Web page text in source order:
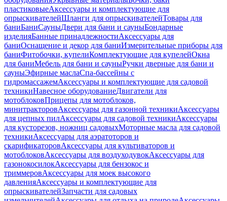
пластиковыеАксессуары и комплектующие для
опрыскивателейШланги для опрыскивателейТовары для
баниБаниСауныДвери для бани и сауныБондарные
изделияБанные принадлежностиАксессуары для
баниОснащение и декор для баниИзмерительные приборы для
баниФитобочки, купелиКомплектующие для купелейОкна
для баниМебель для бани и сауныРучки дверные для бани и
сауныЭфирные маслаСпа-бассейны с
гидромассажемАксессуары и комплектующие для садовой
техникиНавесное оборудованиеДвигатели для
мотоблоковПрицепы для мотоблоков,
минитракторовАксессуары для газонной техникиАксессуары
для цепных пилАксессуары для садовой техникиАксессуары
для кусторезов, ножниц садовыхМоторные масла для садовой
техникиАксессуары для аэратоторов и
скарификаторовАксессуары для культиваторов и
мотоблоковАксессуары для воздуходувокАксессуары для
газонокосилокАксессуары для бензокос и
триммеровАксессуары для моек высокого
давленияАксессуары и комплектующие для
опрыскивателейЗапчасти для садовых